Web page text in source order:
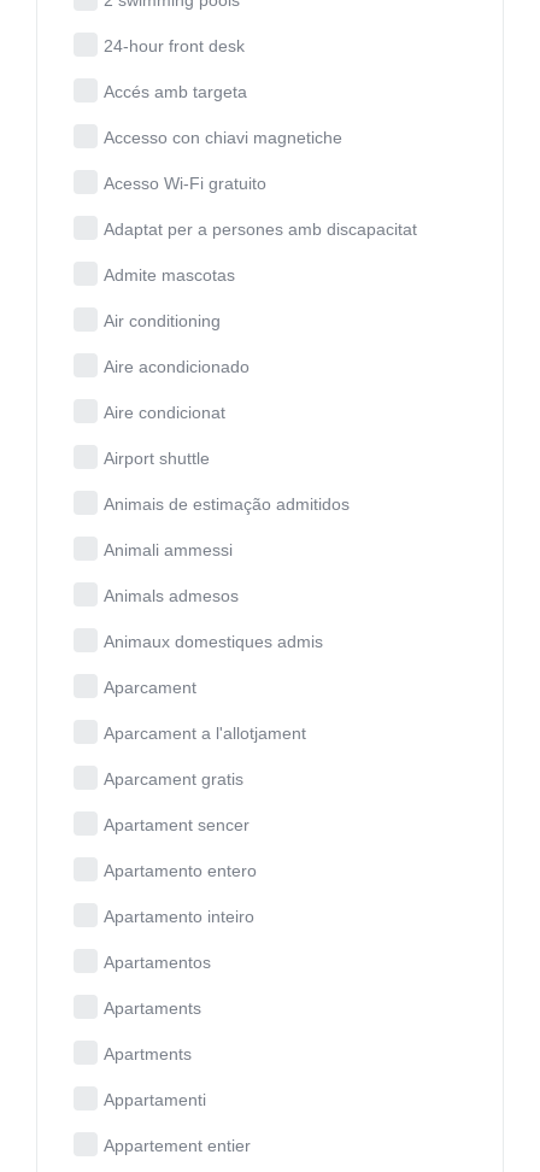
24-hour front desk
Accés amb targeta
Accesso con chiavi magnetiche
Acesso Wi-Fi gratuito
Adaptat per a persones amb discapacitat
Admite mascotas
Air conditioning
Aire acondicionado
Aire condicionat
Airport shuttle
Animais de estimação admitidos
Animali ammessi
Animals admesos
Animaux domestiques admis
Aparcament
Aparcament a l'allotjament
Aparcament gratis
Apartament sencer
Apartamento entero
Apartamento inteiro
Apartamentos
Apartaments
Apartments
Appartamenti
Appartement entier